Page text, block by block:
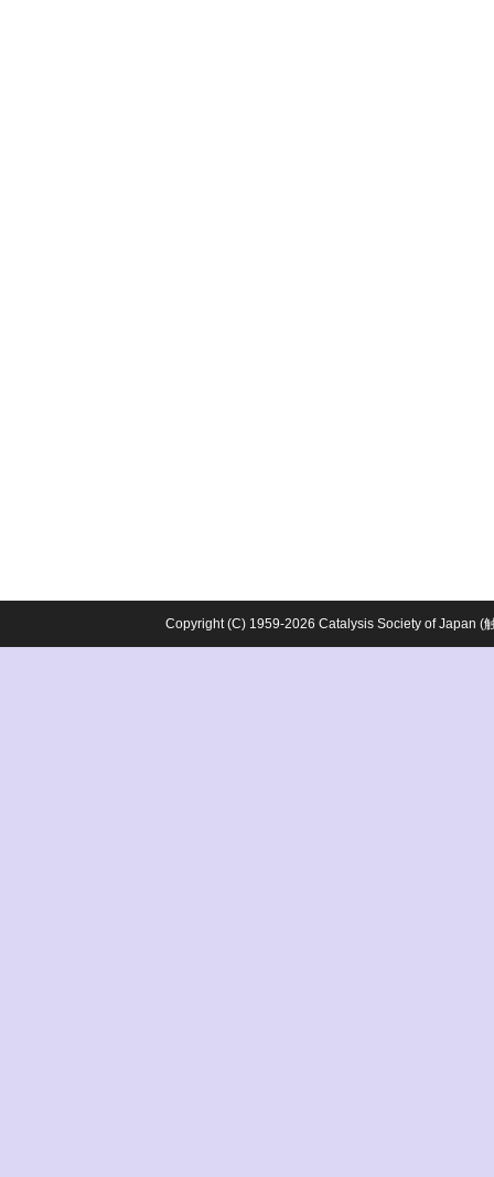
Copyright (C) 1959-2026 Catalysis Society of Japan (